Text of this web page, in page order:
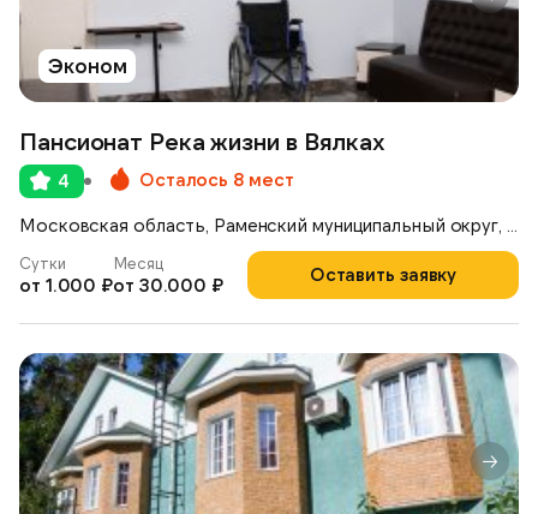
Эконом
Пансионат Река жизни в Вялках
4 Осталось 8 мест
Оставить заявку
Сутки
от 1.000 ₽
Месяц
от 30.000 ₽